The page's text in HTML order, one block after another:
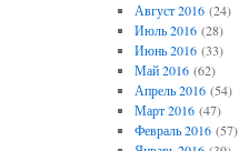
Август 2016(24)
Июль 2016(28)
Июнь 2016(33)
Май 2016(62)
Апрель 2016(54)
Март 2016(47)
Февраль 2016(57)